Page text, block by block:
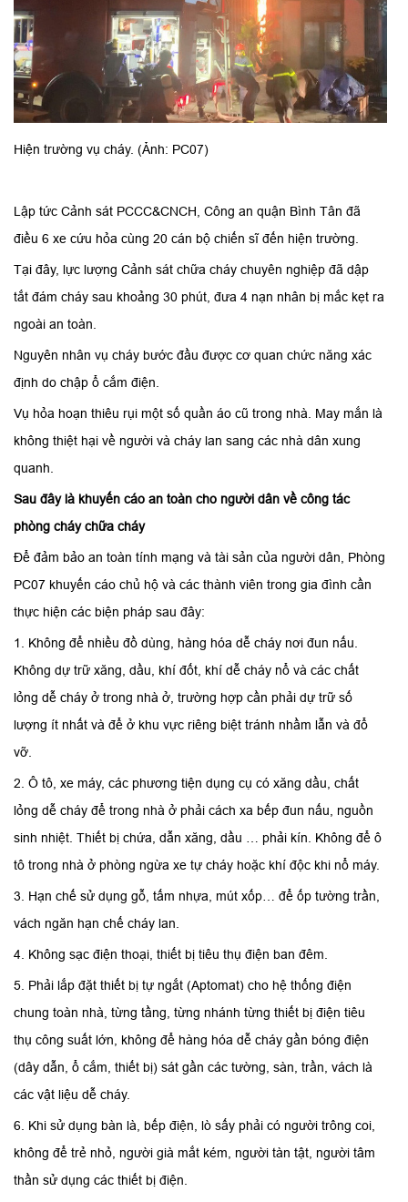
Hiện trường vụ cháy. (Ảnh: PC07)
Lập tức Cảnh sát PCCC&CNCH, Công an quận Bình Tân đã
điều 6 xe cứu hỏa cùng 20 cán bộ chiến sĩ đến hiện trường.
Tại đây, lực lượng Cảnh sát chữa cháy chuyên nghiệp đã dập
tắt đám cháy sau khoảng 30 phút, đưa 4 nạn nhân bị mắc kẹt ra
ngoài an toàn.
Nguyên nhân vụ cháy bước đầu được cơ quan chức năng xác
định do chập ổ cắm điện.
Vụ hỏa hoạn thiêu rụi một số quần áo cũ trong nhà. May mắn là
không thiệt hại về người và cháy lan sang các nhà dân xung
quanh.
Sau đây là khuyến cáo an toàn cho người dân về công tác
phòng cháy chữa cháy
Để đảm bảo an toàn tính mạng và tài sản của người dân, Phòng
PC07 khuyến cáo chủ hộ và các thành viên trong gia đình cần
thực hiện các biện pháp sau đây:
1. Không để nhiều đồ dùng, hàng hóa dễ cháy nơi đun nấu.
Không dự trữ xăng, dầu, khí đốt, khí dễ cháy nổ và các chất
lỏng dễ cháy ở trong nhà ở, trường hợp cần phải dự trữ số
lượng ít nhất và để ở khu vực riêng biệt tránh nhầm lẫn và đổ
vỡ.
2. Ô tô, xe máy, các phương tiện dụng cụ có xăng dầu, chất
lỏng dễ cháy để trong nhà ở phải cách xa bếp đun nấu, nguồn
sinh nhiệt. Thiết bị chứa, dẫn xăng, dầu … phải kín. Không để ô
tô trong nhà ở phòng ngừa xe tự cháy hoặc khí độc khi nổ máy.
3. Hạn chế sử dụng gỗ, tấm nhựa, mút xốp… để ốp tường trần,
vách ngăn hạn chế cháy lan.
4. Không sạc điện thoại, thiết bị tiêu thụ điện ban đêm.
5. Phải lắp đặt thiết bị tự ngắt (Aptomat) cho hệ thống điện
chung toàn nhà, từng tầng, từng nhánh từng thiết bị điện tiêu
thụ công suất lớn, không để hàng hóa dễ cháy gần bóng điện
(dây dẫn, ổ cắm, thiết bị) sát gần các tường, sàn, trần, vách là
các vật liệu dễ cháy.
6. Khi sử dụng bàn là, bếp điện, lò sấy phải có người trông coi,
không để trẻ nhỏ, người già mắt kém, người tàn tật, người tâm
thần sử dụng các thiết bị điện.